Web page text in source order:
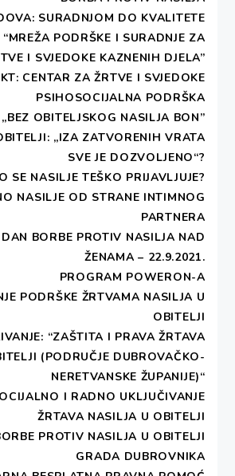
SURADNJOM DO KVALITETE
“MREŽA PODRŠKE I SURADNJE ZA
I SVJEDOKE KAZNENIH DJELA”
CENTAR ZA ŽRTVE I SVJEDOKE
PSIHOSOCIJALNA PODRŠKA
„BEZ OBITELJSKOG NASILJA BON”
„IZA ZATVORENIH VRATA
SVE JE DOZVOLJENO“?
SE NASILJE TEŠKO PRIJAVLJUJE?
NASILJE OD STRANE INTIMNOG
PARTNERA
BORBE PROTIV NASILJA NAD
ŽENAMA – 22.9.2021.
PROGRAM POWERON-A
PODRŠKE ŽRTVAMA NASILJA U
OBITELJI
“ZAŠTITA I PRAVA ŽRTAVA
(PODRUČJE DUBROVAČKO-
NERETVANSKE ŽUPANIJE)“
I RADNO UKLJUČIVANJE
ŽRTAVA NASILJA U OBITELJI
PROTIV NASILJA U OBITELJI
GRADA DUBROVNIKA